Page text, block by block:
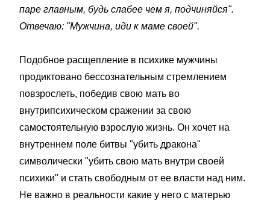
паре главным, будь слабее чем я, подчиняйся".
Отвечаю: "Мужчина, иди к маме своей".
Подобное расщепление в психике мужчины
продиктовано бессознательным стремлением
повзрослеть, победив свою мать во
внутрипсихическом сражении за свою
самостоятельную взрослую жизнь. Он хочет на
внутреннем поле битвы "убить дракона"
символически "убить свою мать внутри своей
психики" и стать свободным от ее власти над ним.
Не важно в реальности какие у него с матерью